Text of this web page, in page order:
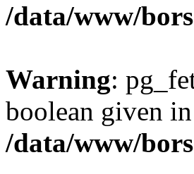
/data/www/
Warning:
boolean given in
/data/www/